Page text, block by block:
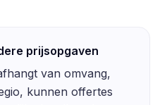
prijsopgaven
van omvang,
kunnen offertes